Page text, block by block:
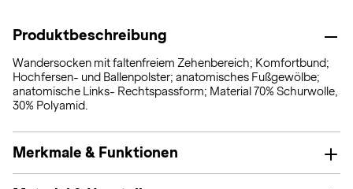
Produktbeschreibung
Wandersocken mit faltenfreiem Zehenbereich; Komfortbund;
Hochfersen- und Ballenpolster; anatomisches Fußgewölbe;
anatomische Links- Rechtspassform; Material 70% Schurwolle,
30% Polyamid.
Merkmale & Funktionen